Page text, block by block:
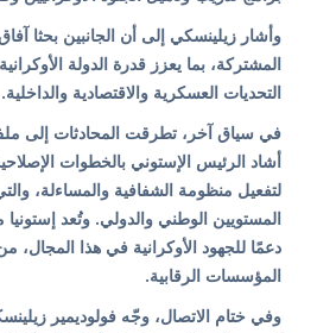
وأشار زيلينسكي إلى أن الجانبين بحثا
المشتركة، بما يعزز قدرة الدولة
التحديات العسكرية والاقتصادية والداخلية.
في سياق آخر، تطرقت المحادثات إلى
أشاد الرئيس الإستوني بالخطوات
لتفعيل منظومة الشفافية والمساءلة،
المستويين الوطني والدولي. وتُعد إستونيا
دعمًا للجهود الأوكرانية في هذا المجال،
المؤسسات الرقابية.
وفي ختام الاتصال، وجّه فولوديمير